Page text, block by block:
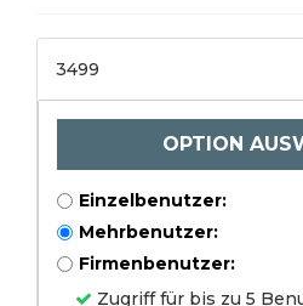
3499
OPTION
Einzelbenutzer:
Mehrbenutzer:
Firmenbenutzer:
Zugriff für bis zu 5